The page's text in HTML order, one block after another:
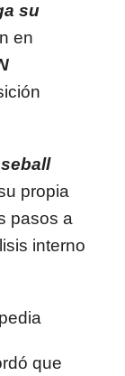
su
en
propia
pasos a
interno
que